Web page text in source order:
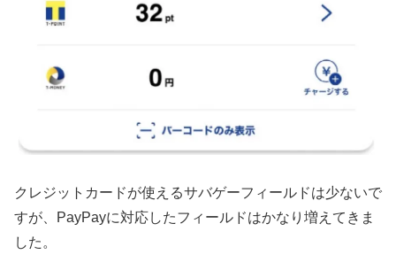
クレジットカードが使えるサバゲーフィールドは少ないで
すが、PayPayに対応したフィールドはかなり増えてきま
した。